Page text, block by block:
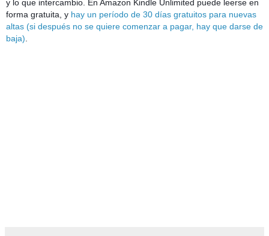
y lo que intercambio. En Amazon Kindle Unlimited puede leerse en
forma gratuita, y hay un período de 30 días gratuitos para nuevas
altas (si después no se quiere comenzar a pagar, hay que darse de
baja)